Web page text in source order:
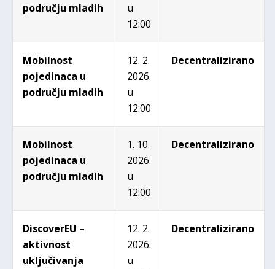
području mladih
u
12:00
Mobilnost
pojedinaca u
području mladih
12. 2.
2026.
u
12:00
Decentralizirano
Mobilnost
pojedinaca u
području mladih
1. 10.
2026.
u
12:00
Decentralizirano
DiscoverEU –
aktivnost
uključivanja
12. 2.
2026.
u
Decentralizirano